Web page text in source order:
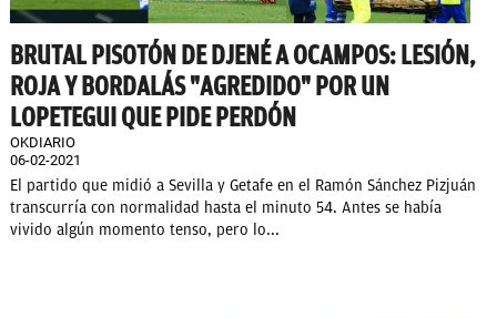
BRUTAL PISOTÓN DE DJENÉ A OCAMPOS: LESIÓN,
ROJA Y BORDALÁS "AGREDIDO" POR UN
LOPETEGUI QUE PIDE PERDÓN
OKDIARIO
06-02-2021
El partido que midió a Sevilla y Getafe en el Ramón Sánchez Pizjuán
transcurría con normalidad hasta el minuto 54. Antes se había
vivido algún momento tenso, pero lo...